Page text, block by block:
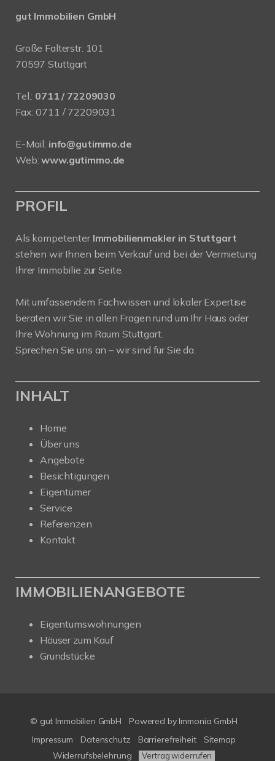
gut Immobilien GmbH
Große Falterstr. 101
70597 Stuttgart
Tel.: 0711 / 72209030
Fax: 0711 / 72209031
E-Mail: info@gutimmo.de
Web:www.gutimmo.de
PROFIL
Als kompetenter Immobilienmakler in Stuttgart
stehen wir Ihnen beim Verkauf und bei der Vermietung
Ihrer Immobilie zur Seite.
Mit umfassendem Fachwissen und lokaler Expertise
beraten wir Sie in allen Fragen rund um Ihr Haus oder
Ihre Wohnung im Raum Stuttgart.
Sprechen Sie uns an – wir sind für Sie da.
INHALT
Home
Über uns
Angebote
Besichtigungen
Eigentümer
Service
Referenzen
Kontakt
IMMOBILIENANGEBOTE
Eigentumswohnungen
Häuser zum Kauf
Grundstücke
© gut Immobilien GmbH Powered by Immonia GmbH
Impressum
Datenschutz Barrierefreiheit
Sitemap
Widerrufsbelehrung
Vertrag widerrufen